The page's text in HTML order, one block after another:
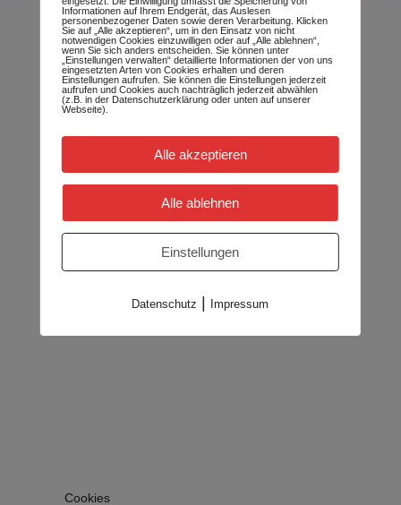
Cookies
Informationen auf Ihrem Endgerät, das Auslesen
personenbezogener Daten sowie deren Verarbeitung. Klicken
Sie auf „Alle akzeptieren“, um in den Einsatz von nicht
notwendigen Cookies einzuwilligen oder auf „Alle ablehnen“,
wenn Sie sich anders entscheiden. Sie können unter
„Einstellungen verwalten“ detaillierte Informationen der von uns
eingesetzten Arten von Cookies erhalten und deren
Einstellungen aufrufen. Sie können die Einstellungen jederzeit
aufrufen und Cookies auch nachträglich jederzeit abwählen
(z.B. in der Datenschutzerklärung oder unten auf unserer
Webseite).
Alle akzeptieren
Alle ablehnen
Einstellungen
Datenschutz Impressum